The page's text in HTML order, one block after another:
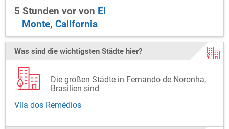
5 Stunden vor von El
Monte, California
Was sind die wichtigsten Städte hier?
Die großen Städte in Fernando de Noronha,
Brasilien sind
Vila dos Remédios